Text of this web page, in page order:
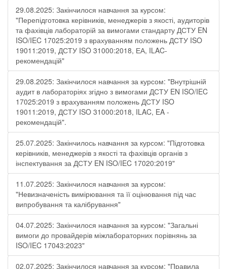
29.08.2025: Закінчилося навчання за курсом:
"Перепідготовка керівників, менеджерів з якості, аудиторів
та фахівців лабораторій за вимогами стандарту ДСТУ EN
ISO/IEC 17025:2019 з врахуванням положень ДСТУ ISO
19011:2019, ДСТУ ISO 31000:2018, ЕА, ILAC-
рекомендацій"
29.08.2025: Закінчилося навчання за курсом: "Внутрішній
аудит в лабораторіях згідно з вимогами ДСТУ EN ISO/IEC
17025:2019 з врахуванням положень ДСТУ ISO
19011:2019, ДСТУ ISO 31000:2018, ILAC, EA -
рекомендацій".
25.07.2025: Закінчилось навчання за курсом: "Підготовка
керівників, менеджерів з якості та фахівців органів з
інспектування за ДСТУ EN ISO/IEC 17020:2019"
11.07.2025: Закінчилося навчання за курсом:
"Невизначеність вимірювання та її оцінювання під час
випробування та калібрування"
04.07.2025: Закінчилося навчання за курсом: "Загальні
вимоги до провайдерів міжлабораторних порівнянь за
ISO/IEC 17043:2023"
02.07.2025: Закінчилося навчання за курсом: "Правила